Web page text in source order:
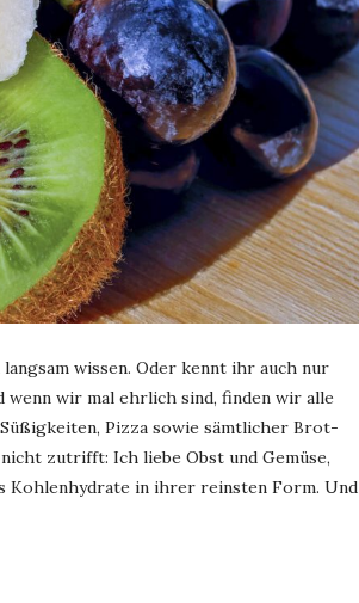
wissen. Oder kennt ihr auch nur
wenn wir mal ehrlich sind, finden wir alle
Pizza sowie sämtlicher Brot-
zutrifft: Ich liebe Obst und Gemüse,
Kohlenhydrate in ihrer reinsten Form. Und